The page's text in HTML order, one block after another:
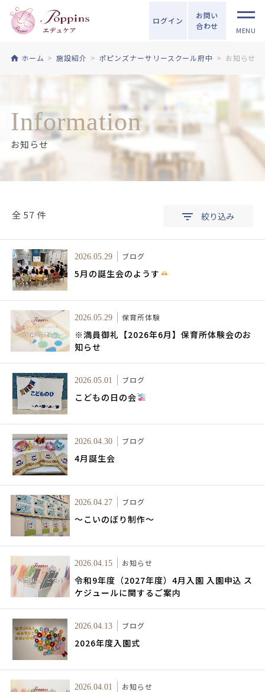
ログイン
お問い
合わせ
MENU
ホーム 施設紹介 ポピンズナーサリースクール府中 お知らせ
Information
お知らせ
全 57 件 絞り込み
2026.05.29 ブログ
5月の誕生会のようす
2026.05.29 保育所体験
※満員御礼【2026年6月】保育所体験会のお
知らせ
2026.05.01 ブログ
こどもの日の会
2026.04.30 ブログ
4月誕生会
2026.04.27 ブログ
～こいのぼり制作～
2026.04.15 お知らせ
令和9年度（2027年度）4月入園 入園申込 ス
ケジュールに関するご案内
2026.04.13 ブログ
2026年度入園式
2026.04.01 お知らせ